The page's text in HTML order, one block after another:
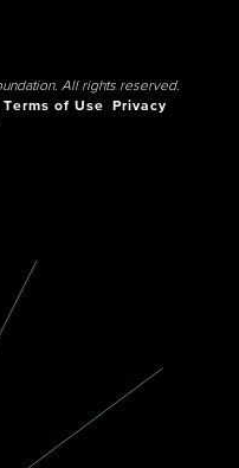
All rights reserved.
Terms of Use
Privacy